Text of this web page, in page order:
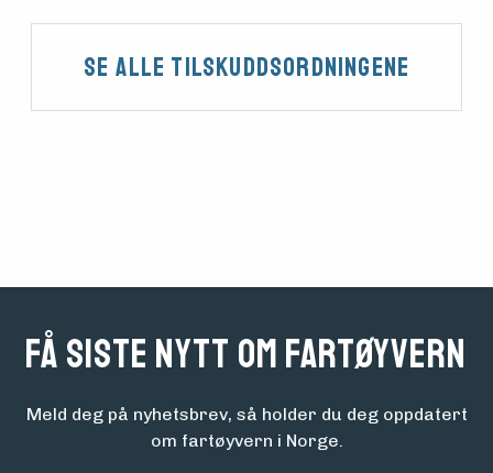
Se alle tilskuddsordningene
Få siste nytt om fartøyvern
Meld deg på nyhetsbrev, så holder du deg oppdatert
om fartøyvern i Norge.